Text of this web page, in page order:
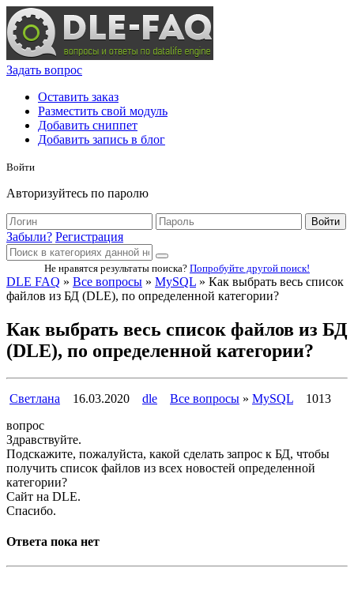
Задать вопрос
Оставить заказ
Разместить свой модуль
Добавить сниппет
Добавить запись в блог
Войти
Авторизуйтесь по паролю
Войти
Забыли? Регистрация
Не нравятся результаты поиска? Попробуйте другой поиск!
DLE FAQ » Все вопросы » MySQL » Как выбрать весь список
файлов из БД (DLE), по определенной категории?
Как выбрать весь список файлов из БД
(DLE), по определенной категории?
Светлана 16.03.2020 dle Все вопросы » MySQL
1013
вопрос
Здравствуйте.
Подскажите, пожалуйста, какой сделать запрос к БД, чтобы
получить список файлов из всех новостей определенной
категории?
Сайт на DLE.
Спасибо.
Ответа пока нет